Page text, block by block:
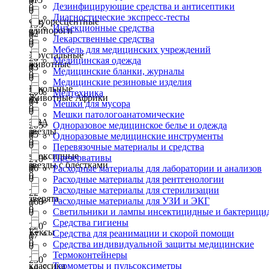
Флуоресцентные
0
Хрустальные
0
Школьные
0
ЭВА
0
эпоксидные
0
195
0
20
0
200
0
205
0
210
0
22
0
220
0
230
0
единороги
0
животные
0
Животные Африки
0
звезды
0
звезды с блестками
0
зверята
0
Кексы
0
классика
0
12
0
13
0
14
0
15
0
16
0
168
0
17
0
Дезинфицирующие средства и антисептики
Диагностические экспресс-тесты
Инъекционные средства
Лекарственные средства
Мебель для медицинских учреждений
Медицинская одежда
Медицинские бланки, журналы
Медицинские резиновые изделия
Медтехника
Мешки для мусора
Мешки патологоанатомические
Одноразовое медицинское белье и одежда
Одноразовые медицинские инструменты
Перевязочные материалы и средства
Презервативы
Расходные материалы для лаборатории и анализов
Расходные материалы для рентгенологии
Расходные материалы для стерилизации
Расходные материалы для УЗИ и ЭКГ
Светильники и лампы инсектицидные и
Средства гигиены
Средства для реанимации и скорой помощи
Средства индивидуальной защиты медицинские
Термоконтейнеры
Термометры и пульсоксиметры